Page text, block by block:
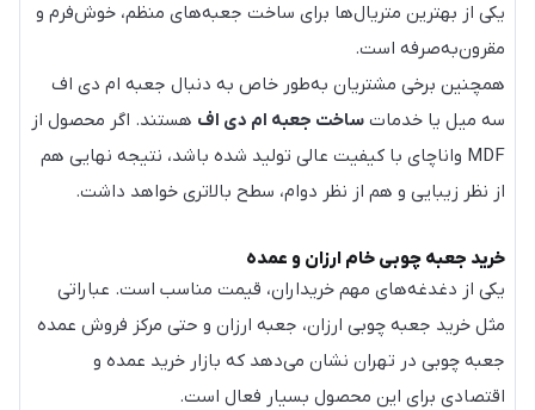
یکی از بهترین متریال‌ها برای ساخت جعبه‌های منظم، خوش‌فرم و
مقرون‌به‌صرفه است.
همچنین برخی مشتریان به‌طور خاص به دنبال جعبه ام دی اف
سه میل یا خدمات ساخت جعبه ام دی اف هستند. اگر محصول از
MDF واناچای با کیفیت عالی تولید شده باشد، نتیجه نهایی هم
از نظر زیبایی و هم از نظر دوام، سطح بالاتری خواهد داشت.
خرید جعبه چوبی خام ارزان و عمده
یکی از دغدغه‌های مهم خریداران، قیمت مناسب است. عباراتی
مثل خرید جعبه چوبی ارزان، جعبه ارزان و حتی مرکز فروش عمده
جعبه چوبی در تهران نشان می‌دهد که بازار خرید عمده و
اقتصادی برای این محصول بسیار فعال است.